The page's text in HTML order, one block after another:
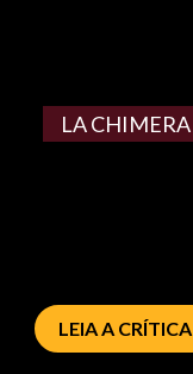
LA CHIMERA
LEIA A CRÍTICA